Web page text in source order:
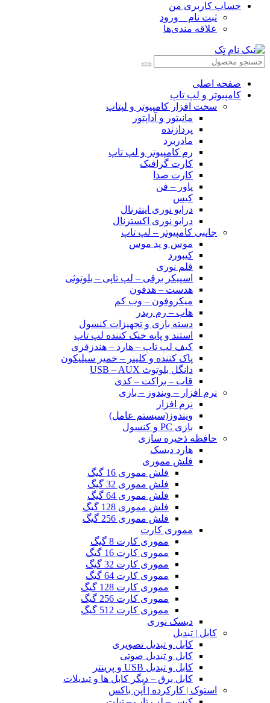
حساب کاربری من
ثبت نام _ ورود
علاقه مندی‌ها
صفحه اصلی
کامپیوتر و‌‌‌‌‌ لپ تاپ
سخت افزار کامپیوتر و لپتاپ
مانیتور و آداپتور
پردازنده
مادربرد
رم کامپیوتر و لپ تاپ
کارت گرافیک
کارت صدا
پاور – فن
کیس
درایو نوری اینترنال
درایو نوری اکسترنال
جانبی کامپیوتر – لپ تاپ
موس و پد موس
کیبورد
قلم نوری
اسپیکر برقی – لپ تاپی – بلوتوثی
هدست – هدفون
میکروفون – وب کم
هاب – رم ریدر
دسته بازی و تجهیزات کنسول
استند و پایه خنک کننده لپ تاپ
کیف لپ تاپ – هارد – هندزفری
پاک کننده و کلینر – خمیر سیلیکون
دانگل بلوتوث USB – AUX
قاب – براکت – کدی
نرم افزار – ویندوز – بازی
نرم افزار
ویندوز(سیستم عامل)
بازی PC و کنسول
حافظه ذخیره سازی
هارد دیسک
فلش مموری
فلش مموری 16 گیگ
فلش مموری 32 گیگ
فلش مموری 64 گیگ
فلش مموری 128 گیگ
فلش مموری 256 گیگ
مموری کارت
مموری کارت 8 گیگ
مموری کارت 16 گیگ
مموری کارت 32 گیگ
مموری کارت 64 گیگ
مموری کارت 128 گیگ
مموری کارت 256 گیگ
مموری کارت 512 گیگ
دیسک نوری
کابل | تبدیل
کابل و تبدیل تصویری
کابل و تبدیل صوتی
کابل و تبدیل USB و پرینتر
کابل برق – دیگر کابل ها و تبدیلات
استوک | کارکرده | اُپن باکس